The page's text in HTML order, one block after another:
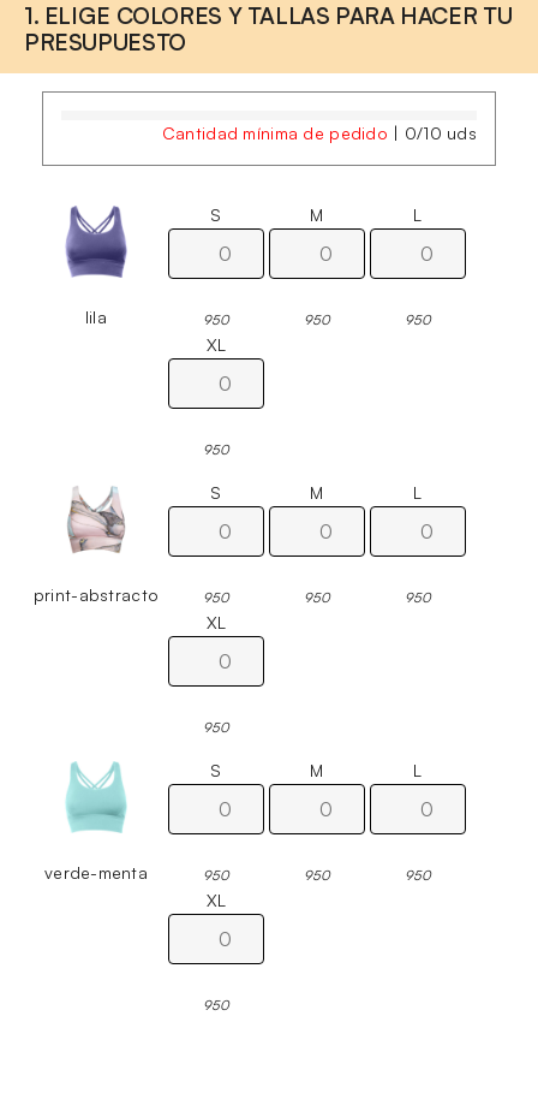
1. ELIGE COLORES Y TALLAS PARA HACER TU
PRESUPUESTO
Cantidad mínima de pedido | 0/10 uds
lila
S
950
M
950
L
950
XL
950
print-abstracto
S
950
M
950
L
950
XL
950
verde-menta
S
950
M
950
L
950
XL
950